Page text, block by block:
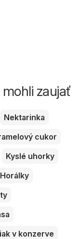
zaujať
Nektarinka
cukor
Kyslé uhorky
Horálky
v konzerve